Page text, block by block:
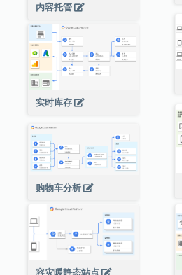
内容托管
实时库存
购物车分析
容灾暖静态站点